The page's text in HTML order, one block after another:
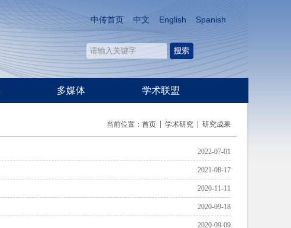
中传首页 中文 English Spanish
多媒体 学术联盟
当前位置： 首页 学术研究 研究成果
2022-07-01
2021-08-17
2020-11-11
2020-09-18
2020-09-09